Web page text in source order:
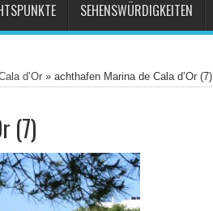
SEHENSWÜRDIGKEITEN
d’Or » achthafen Marina de Cala d’Or (7)
(7)